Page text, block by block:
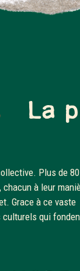
La
Plus de 80
à leur
Grace à ce vaste
culturels qui
vous invite à
à travers 4
», « comprendre »,